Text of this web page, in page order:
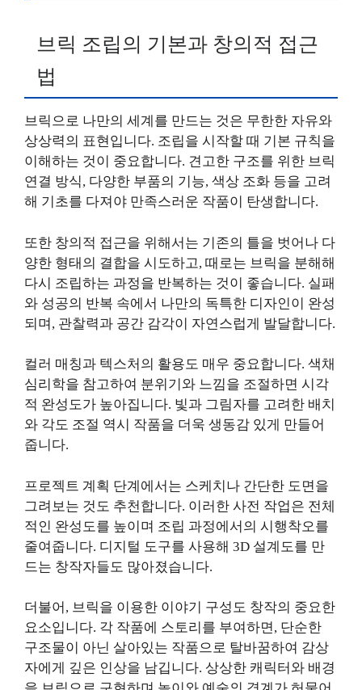
브릭 조립의 기본과 창의적 접근
법
브릭으로 나만의 세계를 만드는 것은 무한한 자유와
상상력의 표현입니다. 조립을 시작할 때 기본 규칙을
이해하는 것이 중요합니다. 견고한 구조를 위한 브릭
연결 방식, 다양한 부품의 기능, 색상 조화 등을 고려
해 기초를 다져야 만족스러운 작품이 탄생합니다.
또한 창의적 접근을 위해서는 기존의 틀을 벗어나 다
양한 형태의 결합을 시도하고, 때로는 브릭을 분해해
다시 조립하는 과정을 반복하는 것이 좋습니다. 실패
와 성공의 반복 속에서 나만의 독특한 디자인이 완성
되며, 관찰력과 공간 감각이 자연스럽게 발달합니다.
컬러 매칭과 텍스처의 활용도 매우 중요합니다. 색채
심리학을 참고하여 분위기와 느낌을 조절하면 시각
적 완성도가 높아집니다. 빛과 그림자를 고려한 배치
와 각도 조절 역시 작품을 더욱 생동감 있게 만들어
줍니다.
프로젝트 계획 단계에서는 스케치나 간단한 도면을
그려보는 것도 추천합니다. 이러한 사전 작업은 전체
적인 완성도를 높이며 조립 과정에서의 시행착오를
줄여줍니다. 디지털 도구를 사용해 3D 설계도를 만
드는 창작자들도 많아졌습니다.
더불어, 브릭을 이용한 이야기 구성도 창작의 중요한
요소입니다. 각 작품에 스토리를 부여하면, 단순한
구조물이 아닌 살아있는 작품으로 탈바꿈하여 감상
자에게 깊은 인상을 남깁니다. 상상한 캐릭터와 배경